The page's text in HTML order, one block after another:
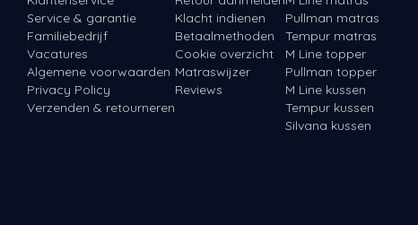
Service & garantie
Familiebedrijf
Vacatures
Algemene voorwaarden
Privacy Policy
Verzenden & retourneren
Klacht indienen
Betaalmethoden
Cookie overzicht
Matraswijzer
Reviews
Pullman matras
Tempur matras
M Line topper
Pullman topper
M Line kussen
Tempur kussen
Silvana kussen